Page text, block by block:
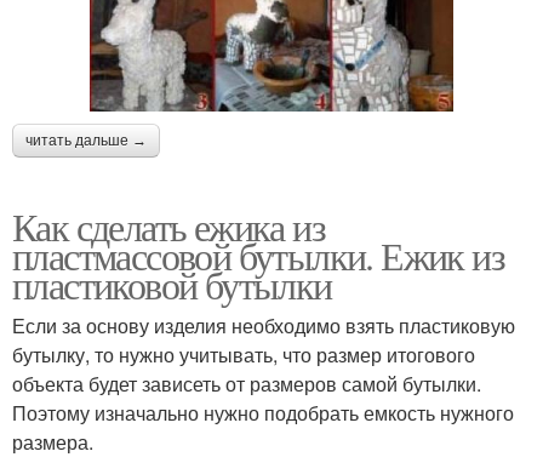
читать дальше →
Как сделать ежика из
пластмассовой бутылки. Ежик из
пластиковой бутылки
Если за основу изделия необходимо взять пластиковую
бутылку, то нужно учитывать, что размер итогового
объекта будет зависеть от размеров самой бутылки.
Поэтому изначально нужно подобрать емкость нужного
размера.